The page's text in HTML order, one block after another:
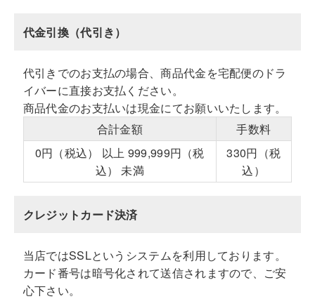
代金引換（代引き）
代引きでのお支払の場合、商品代金を宅配便のドラ
イバーに直接お支払ください。
商品代金のお支払いは現金にてお願いいたします。
合計金額
手数料
0円（税込） 以上 999,999円（税
込） 未満
330円（税
込）
クレジットカード決済
当店ではSSLというシステムを利用しております。
カード番号は暗号化されて送信されますので、ご安
心下さい。